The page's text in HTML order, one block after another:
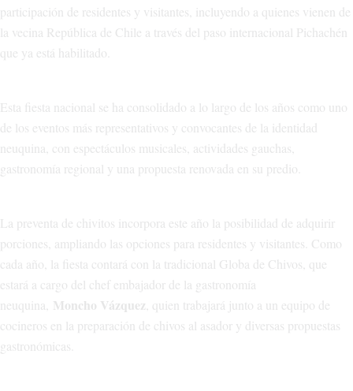
participación de residentes y visitantes, incluyendo a quienes vienen de
la vecina República de Chile a través del paso internacional Pichachén
que ya está habilitado.
Esta fiesta nacional se ha consolidado a lo largo de los años como uno
de los eventos más representativos y convocantes de la identidad
neuquina, con espectáculos musicales, actividades gauchas,
gastronomía regional y una propuesta renovada en su predio.
La preventa de chivitos incorpora este año la posibilidad de adquirir
porciones, ampliando las opciones para residentes y visitantes. Como
cada año, la fiesta contará con la tradicional Globa de Chivos, que
estará a cargo del chef embajador de la gastronomía
neuquina, Moncho Vázquez , quien trabajará junto a un equipo de
cocineros en la preparación de chivos al asador y diversas propuestas
gastronómicas.